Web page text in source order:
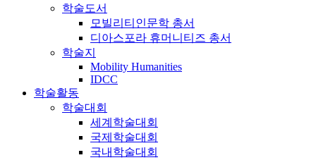
학술도서
모빌리티인문학 총서
디아스포라 휴머니티즈 총서
학술지
Mobility Humanities
IDCC
학술활동
학술대회
세계학술대회
국제학술대회
국내학술대회